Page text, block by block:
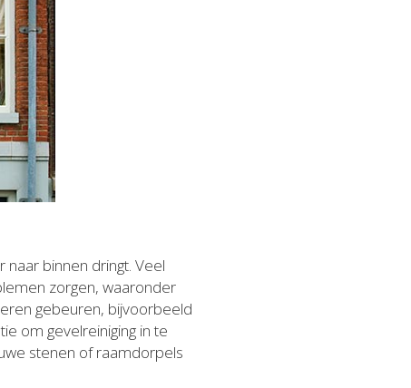
binnen dringt. Veel
zorgen, waaronder
gebeuren, bijvoorbeeld
om gevelreiniging in te
stenen of raamdorpels